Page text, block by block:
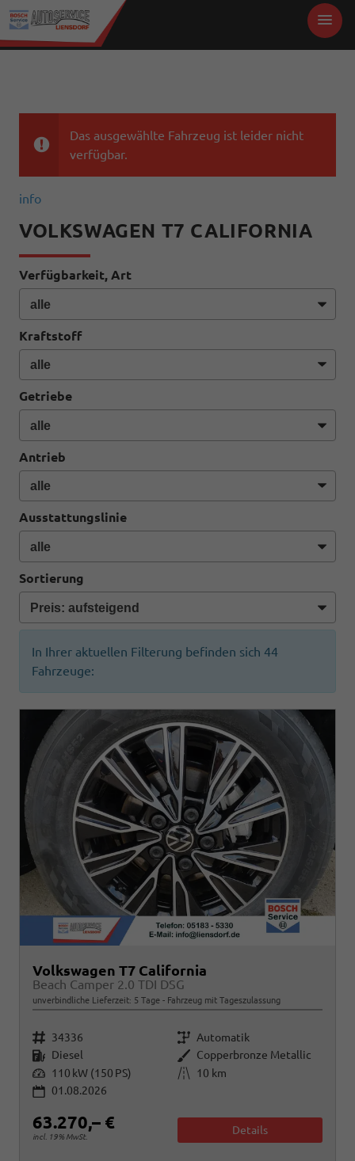
Das ausgewählte Fahrzeug ist leider nicht
verfügbar.
info
VOLKSWAGEN T7 CALIFORNIA
Verfügbarkeit, Art
Kraftstoff
Getriebe
Antrieb
Ausstattungslinie
Sortierung
In Ihrer aktuellen Filterung befinden sich 44
Fahrzeuge:
Volkswagen T7 California
Beach Camper 2.0 TDI DSG
unverbindliche Lieferzeit: 5 Tage Fahrzeug mit Tageszulassung
Fahrzeugnr. 34336 Getriebe Automatik
Kraftstoff Diesel Außenfarbe Copperbronze Metallic
Leistung 110 kW (150 PS) Kilometerstand
10 km
01.08.2026
63.270,– €
incl. 19% MwSt.
Details